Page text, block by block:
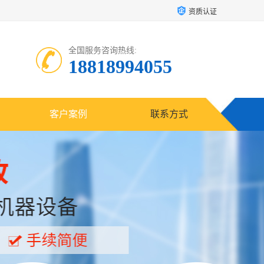
资质认证
全国服务咨询热线:
18818994055
客户案例 联系方式